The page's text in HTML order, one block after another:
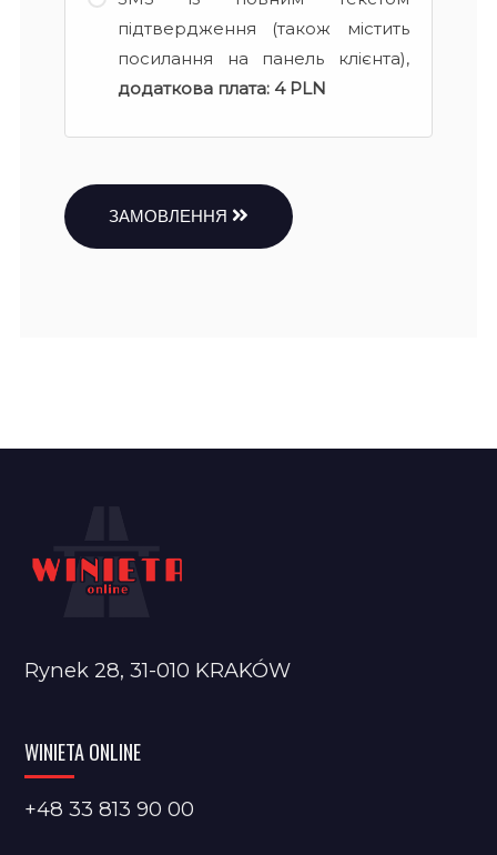
підтвердження (також містить
посилання на панель клієнта),
додаткова плата: 4 PLN
ЗАМОВЛЕННЯ
Rynek 28, 31-010 KRAKÓW
WINIETA ONLINE
+48 33 813 90 00